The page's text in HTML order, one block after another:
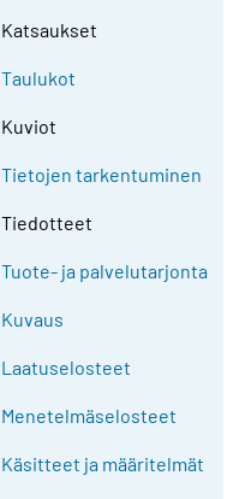
Katsaukset
Taulukot
Kuviot
Tietojen tarkentuminen
Tiedotteet
Tuote- ja palvelutarjonta
Kuvaus
Laatuselosteet
Menetelmäselosteet
Käsitteet ja määritelmät